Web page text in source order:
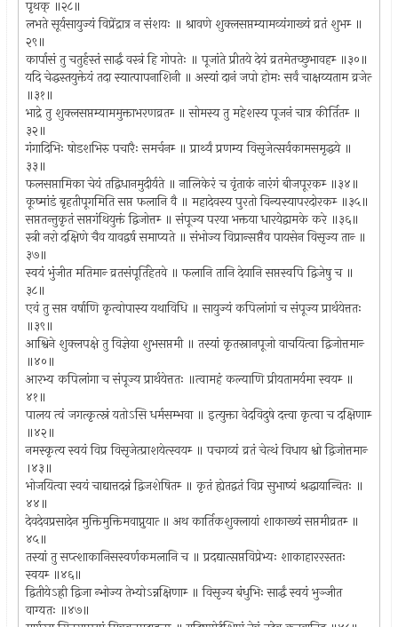
पृथक्‌ ॥२८॥
लभते सूर्यसायुज्यं विप्रेंद्रात्र न संशयः ॥ श्रावणे शुक्लसप्तम्यामव्यंगाख्यं व्रतं शुभम्‍ ॥
२९॥
कार्पासं तु चतुर्हस्तं सार्द्धं वस्त्रं हि गोपतेः ॥ पूजांते प्रीतये देयं व्रतमेतच्छुभावहम्‍ ॥३०॥
यदि चेद्धस्तयुक्तेयं तदा स्यात्पापनाशिनी ॥ अस्यां दानं जपो होमः सर्वं चाक्षय्यताम व्रजेत्‍
॥३१॥
भाद्रे तु शुक्लसप्तम्याममुक्ताभरणव्रत‍म्‍ ॥ सोमस्य तु महेशस्य पूजनं चात्र कीर्तितम्‍ ॥
३२॥
गंगादिभिः षोडशभिरु पचारैः समर्चनम्‍ ॥ प्रार्थ्यं प्रणम्य विसृजेत्सर्वकामसमृद्धये ॥
३३॥
फलसप्तामिका चेयं तद्विधानमुदीर्यते ॥ नालिकेरं च वृंताकं नारंगं बीजपूरकम्‍ ॥३४॥
कूष्मांडं बृहतीपूगमिति सप्त फलानि वै ॥ महादेवस्य पुरतो विन्यस्यापरदोरकम्‍ ॥३५॥
सप्ततन्तुकृतं सप्तगंथियुक्तं द्विजोत्तम्‍ ॥ संपूज्य परया भक्तया धारयेद्वामके करे ॥३६॥
स्त्री नरो दक्षिणे चैव यावद्वर्ष समाप्यते ॥ संभोज्य विप्रान्सप्तैव पायसेन विसृज्य तान्‍ ॥
३७॥
स्वयं भुंजीत मतिमान्‍ व्रतसंपूर्तिहेतवे ॥ फलानि तानि देयानि सप्तस्वपि द्विजेषु च ॥
३८॥
एवं तु सप्त वर्षाणि कृत्वोपास्य यथाविधि ॥ सायुज्यं कपिलांगां च संपूज्य प्रार्थयेत्ततः
॥३९॥
आश्विने शुक्लपक्षे तु विज्ञेया शुभसप्तमी ॥ तस्यां कृतस्नानपूजो वाचयित्वा द्विजोत्तमान्‍
॥४०॥
आरभ्य कपिलांगा च संपूज्य प्रार्थयेत्ततः ॥त्वामहं कल्याणि प्रीयतामर्यमा स्वयम्‍ ॥
४१॥
पालय त्वं जगत्कृत्स्नं यतोऽसि धर्मसम्भवा ॥ इत्युक्ता वेदविदुषे दत्त्वा कृत्वा च दक्षिणाम्‍
॥४२॥
नमस्कृत्य स्वयं विप्र विसृजेत्प्राशयेत्स्वयम्‍ ॥ पचगव्यं व्रतं चेत्थं विधाय श्वो द्विजोत्तमान्‍
।४३॥
भोजयित्वा स्वयं चाद्यात्तदन्नं द्विजशेषितम्‍ ॥ कृतं ह्येतद्वतं विप्र सुभाष्यं श्रद्धायान्वितः ॥
४४॥
देवदेवप्रसादेन मुक्तिमुक्तिमवाप्नुयात्‍ ॥ अथ कार्तिकशुक्लायां शाकाख्यं सप्तमीव्रतम्‍ ॥
४५॥
तस्यां तु सप्त्शाकानिसस्वर्णकमलानि च ॥ प्रदद्यात्सप्तविप्रेभ्यः शाकाहाररस्ततः
स्वयम्‍ ॥४६॥
द्वितीयेऽह्री द्विजा न्भोज्य तेभ्योऽन्नक्षिणाम्‍ ॥ विसृज्य बंधुभिः सार्द्धं स्वयं भुञ्जीत
वाग्यतः ॥४७॥